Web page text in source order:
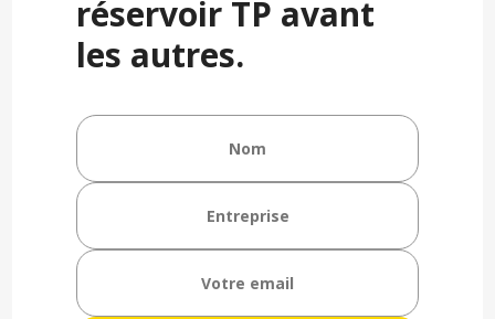
réservoir TP avant
les autres.